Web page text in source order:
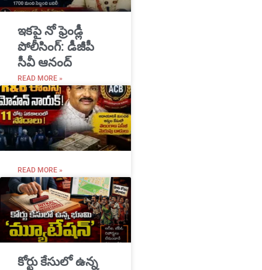
ఇకపై నో ఫ్రెండ్లీ
పోలీసింగ్: డీజీపీ
సీవీ ఆనంద్
READ MORE »
READ MORE »
​కోర్టు కేసులో ఉన్న